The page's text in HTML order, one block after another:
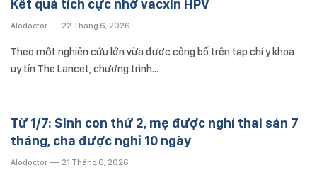
Kết quả tích cực nhờ vacxin HPV
Alodoctor 22 Tháng 6, 2026
Theo một nghiên cứu lớn vừa được công bố trên tạp chí y khoa
uy tín The Lancet, chương trình…
Từ 1/7: SInh con thứ 2, mẹ được nghỉ thai sản 7
tháng, cha được nghỉ 10 ngày
Alodoctor 21 Tháng 6, 2026